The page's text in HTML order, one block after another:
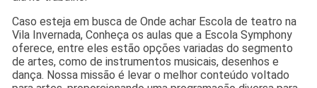
Caso esteja em busca de Onde achar Escola de teatro na
Vila Invernada, Conheça os aulas que a Escola Symphony
oferece, entre eles estão opções variadas do segmento
de artes, como de instrumentos musicais, desenhos e
dança. Nossa missão é levar o melhor conteúdo voltado